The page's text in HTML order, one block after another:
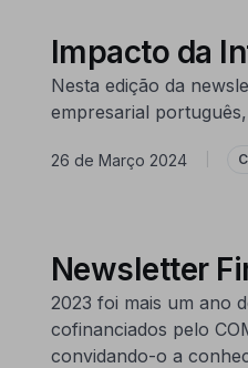
Impacto da
Nesta edição da
empresarial
26 de Março 2024
Newsletter
2023 foi mais um ano
cofinanciados pelo
convidando-o a